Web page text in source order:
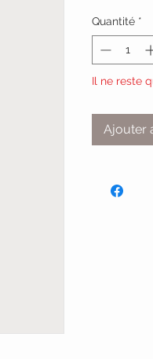
Quantité *
Il ne reste
Ajouter